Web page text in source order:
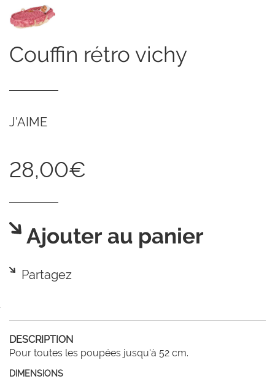
couffin rétro vichy
J'AIME
28,00€
Ajouter au panier
Partagez
DESCRIPTION
Pour toutes les poupées jusqu'à 52 cm.
DIMENSIONS